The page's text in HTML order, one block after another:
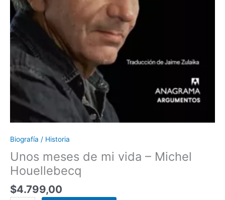
Biografía / Historia
Unos meses de mi vida – Michel
Houellebecq
$4.799,00